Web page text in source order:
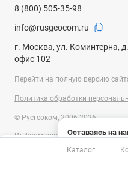
Оставаясь на
на
системами веб-
8 (800) 505-35-98
info@rusgeocom.ru
г. Москва, ул. Коминтерна,
офис 102
Перейти на полную версию
Политика обработки
© Русгеоком, 2006-2026
Информация на сайте носит
публичной офертой,
Гражданского кодекса
Каталог